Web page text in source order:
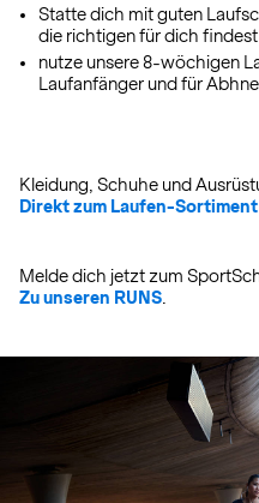
Statte dich mit guten
die richtigen für dich findest
nutze unsere 8-wöchigen
Laufanfänger und für
Kleidung, Schuhe und
Direkt zum Laufen-Sortiment
Melde dich jetzt zum
Zu unseren RUNS